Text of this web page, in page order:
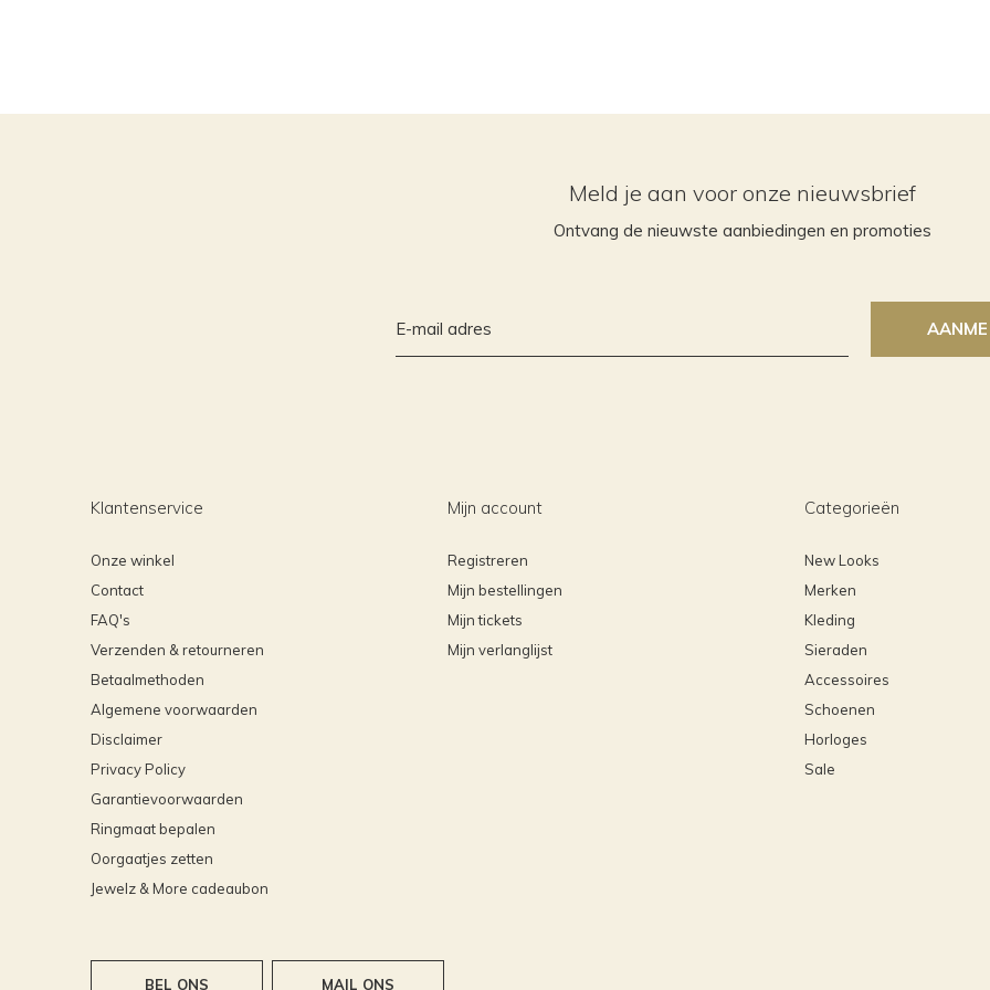
Meld je aan voor onze nieuwsbrief
Ontvang de nieuwste aanbiedingen en promoties
Klantenservice
Onze winkel
Contact
FAQ's
Verzenden & retourneren
Betaalmethoden
Algemene voorwaarden
Disclaimer
Privacy Policy
Garantievoorwaarden
Ringmaat bepalen
Oorgaatjes zetten
Jewelz & More cadeaubon
Mijn account
Registreren
Mijn bestellingen
Mijn tickets
Mijn verlanglijst
Categorieën
New Looks
Merken
Kleding
Sieraden
Accessoires
Schoenen
Horloges
Sale
BEL ONS MAIL ONS